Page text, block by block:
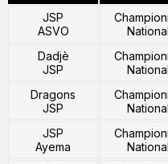
JSP
ASVO
National
Dadjè
JSP
National
Dragons
JSP
National
JSP
Ayema
National